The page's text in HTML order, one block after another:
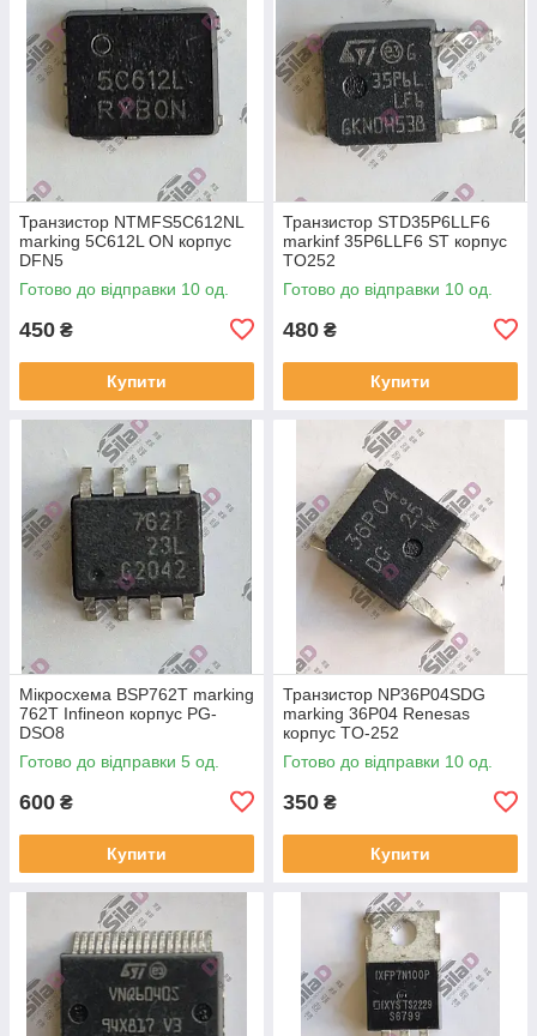
Транзистор NTMFS5C612NL
marking 5C612L ON корпус
DFN5
Готово до відправки 10 од.
450 ₴
Купити
Транзистор STD35P6LLF6
markinf 35P6LLF6 ST корпус
TO252
Готово до відправки 10 од.
480 ₴
Купити
Мікросхема BSP762T marking
762T Infineon корпус PG-
DSO8
Готово до відправки 5 од.
600 ₴
Купити
Транзистор NP36P04SDG
marking 36P04 Renesas
корпус TO-252
Готово до відправки 10 од.
350 ₴
Купити